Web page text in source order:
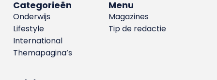
Menu
Magazines
Tip de redactie
Categorieën
Onderwijs
Lifestyle
International
Themapagina’s